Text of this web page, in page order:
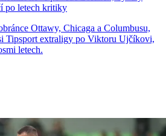
po letech kritiky
Ottawy, Chicaga a Columbusu,
Tipsport extraligy po Viktoru Ujčíkovi,
letech.